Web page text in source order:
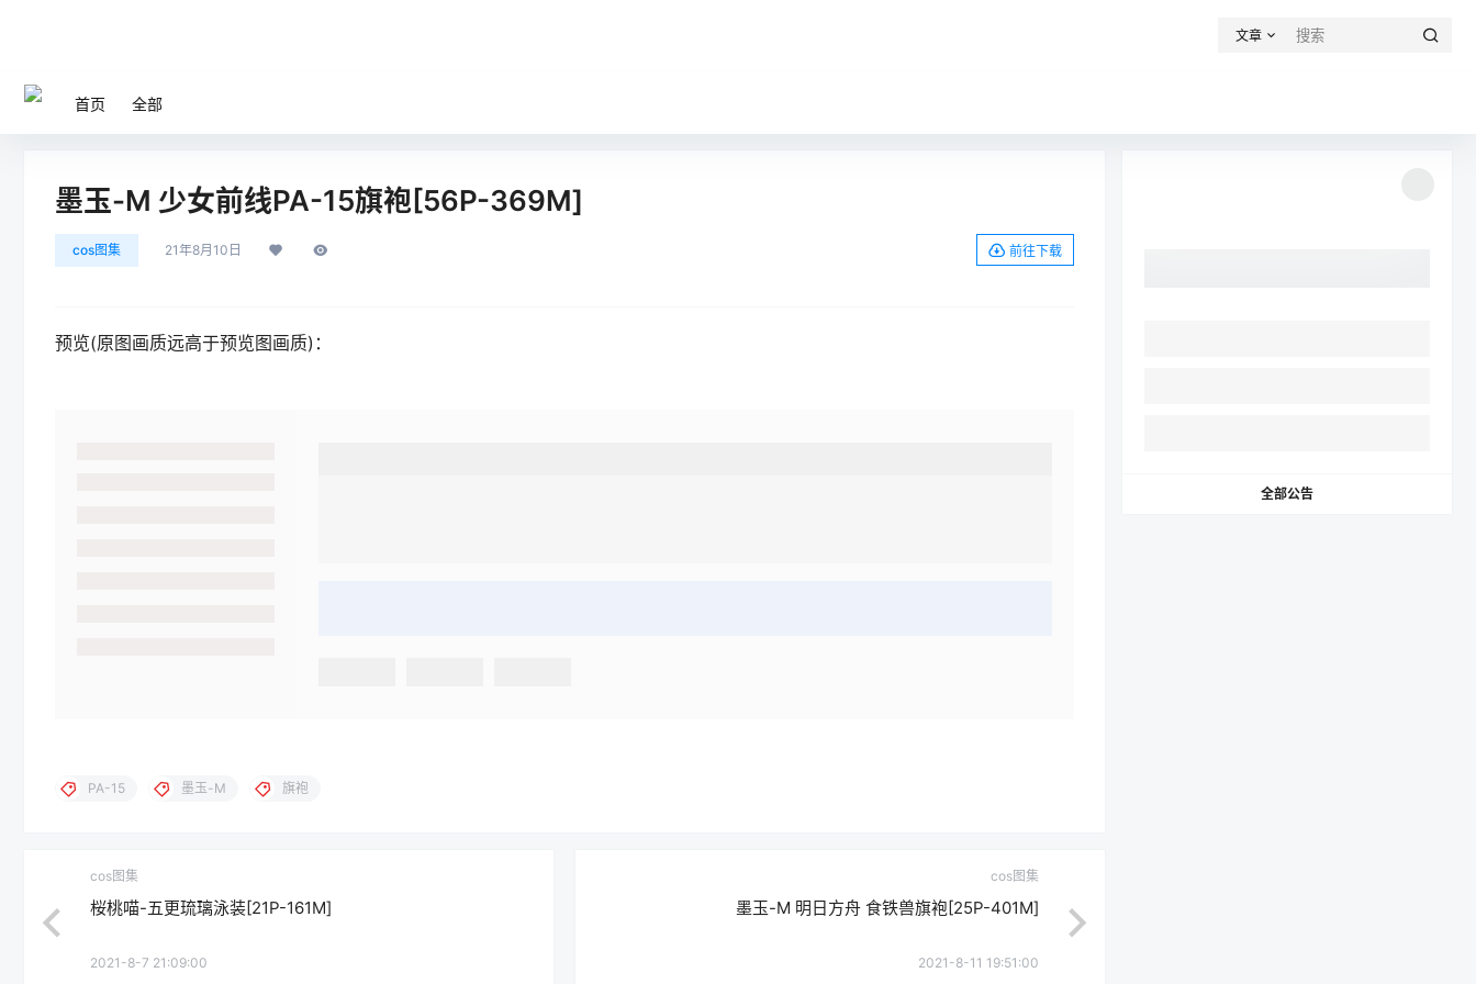
文章
首页 全部
墨玉-M 少女前线PA-15旗袍[56P-369M]
cos图集 21年8月10日 前往下载
预览(原图画质远高于预览图画质)：
PA-15 墨玉-M 旗袍
cos图集
桜桃喵-五更琉璃泳装[21P-161M]
2021-8-7 21:09:00
cos图集
墨玉-M 明日方舟 食铁兽旗袍[25P-401M]
2021-8-11 19:51:00
全部公告